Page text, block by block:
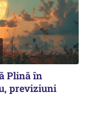
Plină în
previziuni